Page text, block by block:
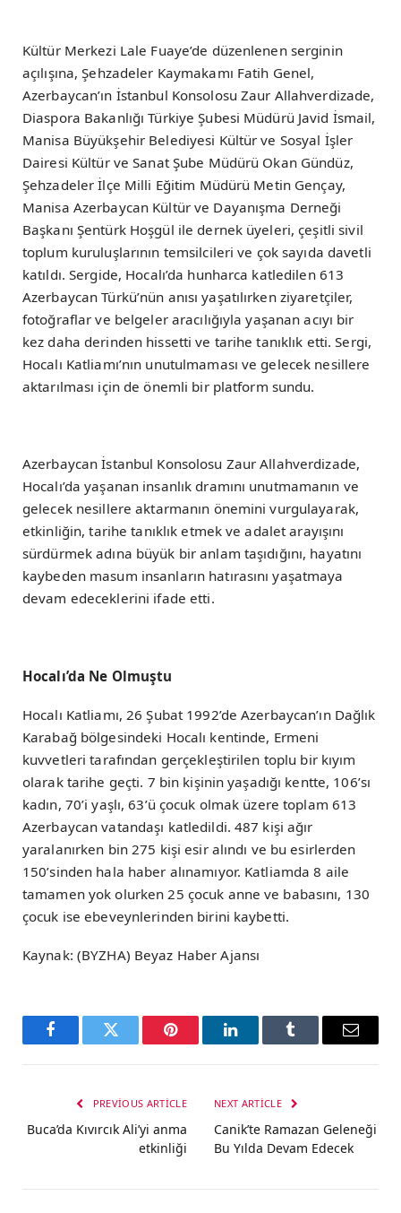
Kültür Merkezi Lale Fuaye’de düzenlenen serginin
açılışına, Şehzadeler Kaymakamı Fatih Genel,
Azerbaycan’ın İstanbul Konsolosu Zaur Allahverdizade,
Diaspora Bakanlığı Türkiye Şubesi Müdürü Javid İsmail,
Manisa Büyükşehir Belediyesi Kültür ve Sosyal İşler
Dairesi Kültür ve Sanat Şube Müdürü Okan Gündüz,
Şehzadeler İlçe Milli Eğitim Müdürü Metin Gençay,
Manisa Azerbaycan Kültür ve Dayanışma Derneği
Başkanı Şentürk Hoşgül ile dernek üyeleri, çeşitli sivil
toplum kuruluşlarının temsilcileri ve çok sayıda davetli
katıldı. Sergide, Hocalı’da hunharca katledilen 613
Azerbaycan Türkü’nün anısı yaşatılırken ziyaretçiler,
fotoğraflar ve belgeler aracılığıyla yaşanan acıyı bir
kez daha derinden hissetti ve tarihe tanıklık etti. Sergi,
Hocalı Katliamı’nın unutulmaması ve gelecek nesillere
aktarılması için de önemli bir platform sundu.
Azerbaycan İstanbul Konsolosu Zaur Allahverdizade,
Hocalı’da yaşanan insanlık dramını unutmamanın ve
gelecek nesillere aktarmanın önemini vurgulayarak,
etkinliğin, tarihe tanıklık etmek ve adalet arayışını
sürdürmek adına büyük bir anlam taşıdığını, hayatını
kaybeden masum insanların hatırasını yaşatmaya
devam edeceklerini ifade etti.
Hocalı’da Ne Olmuştu
Hocalı Katliamı, 26 Şubat 1992’de Azerbaycan’ın Dağlık
Karabağ bölgesindeki Hocalı kentinde, Ermeni
kuvvetleri tarafından gerçekleştirilen toplu bir kıyım
olarak tarihe geçti. 7 bin kişinin yaşadığı kentte, 106’sı
kadın, 70’i yaşlı, 63’ü çocuk olmak üzere toplam 613
Azerbaycan vatandaşı katledildi. 487 kişi ağır
yaralanırken bin 275 kişi esir alındı ve bu esirlerden
150’sinden hala haber alınamıyor. Katliamda 8 aile
tamamen yok olurken 25 çocuk anne ve babasını, 130
çocuk ise ebeveynlerinden birini kaybetti.
Kaynak: (BYZHA) Beyaz Haber Ajansı
FacebookTwitter Pinterest LinkedInTumblr Email
PREVIOUS ARTICLE
Buca’da Kıvırcık Ali’yi anma
etkinliği
NEXT ARTICLE
Canik’te Ramazan Geleneği
Bu Yılda Devam Edecek